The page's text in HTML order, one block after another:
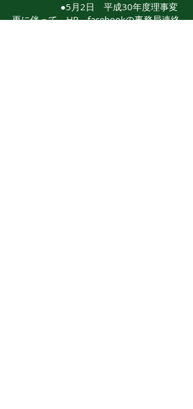
●5月2日 平成30年度理事変
更に伴って、HP、facebookの事務局連絡